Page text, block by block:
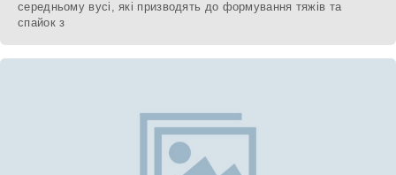
середньому вусі, які призводять до формування тяжів та
спайок з